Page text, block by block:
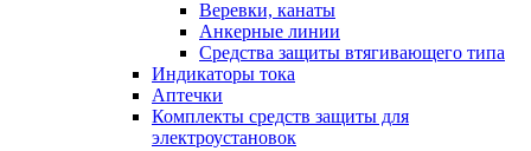
Веревки, канаты
Анкерные линии
Средства защиты втягивающего типа
Индикаторы тока
Аптечки
Комплекты средств защиты для
электроустановок